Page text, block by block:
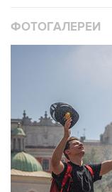
ФОТОГАЛЕРЕИ